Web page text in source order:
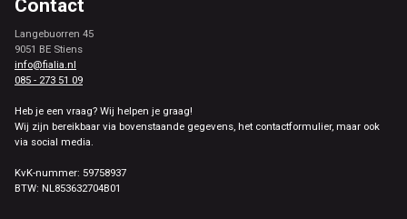
Contact
Langebuorren 45
9051 BE Stiens
info@fialia.nl
085 - 273 51 09
Heb je een vraag? Wij helpen je graag!
Wij zijn bereikbaar via bovenstaande gegevens, het contactformulier, maar ook
via social media.
KvK-nummer: 59758937
BTW: NL853632704B01